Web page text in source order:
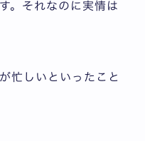
。それなのに実情は
忙しいといったこと